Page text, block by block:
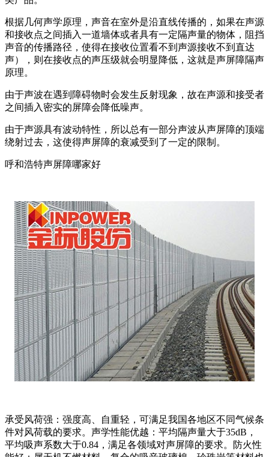
根据几何声学原理，声音在室外是沿直线传播的，如果在声源
和接收点之间插入一道墙体或者具有一定隔声量的物体，阻挡
声音的传播路径，使得在接收位置看不到声源接收不到直达
声），则在接收点的声压级就会明显降低，这就是声屏障隔声
原理。
由于声波在遇到障碍物时会发生反射现象，故在声源和接受者
之间插入密实的屏障会降低噪声。
由于声源具有波动特性，所以总有一部分声波从声屏障的顶端
绕射过去，这使得声屏障的衰减受到了一定的限制。
呼和浩特声屏障哪家好
承受风荷强：强度高、自重轻，可满足我国各地区不同气候条
件对风荷载的要求。声学性能优越：平均隔声量大于35dB，
平均吸声系数大于0.84，满足各领域对声屏障的要求。防火性